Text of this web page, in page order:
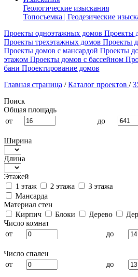
Геологические изыскания
Топосъемка | Геодезические
Проекты одноэтажных домов Проекты
Проекты трехэтажных домов Проекты
Проекты домов с мансардой Проекты
этажом Проекты домов с бассейном
бани Проектирование домов
Главная страница / Каталог проектов /
Поиск
Общая площадь
от
до
Ширина
Длина
Этажей
1 этаж
2 этажа
3 этажа
Мансарда
Материал стен
Кирпич
Блоки Дерево
Число комнат
от
до
Число спален
от
до